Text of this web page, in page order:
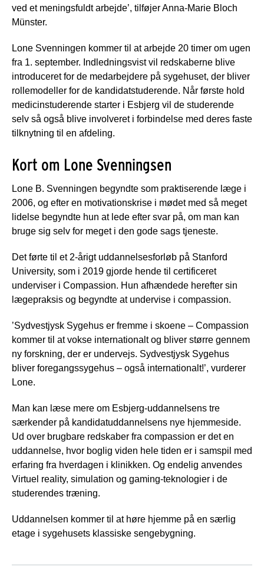
ved et meningsfuldt arbejde’, tilføjer Anna-Marie Bloch
Münster.
Lone Svenningen kommer til at arbejde 20 timer om ugen
fra 1. september. Indledningsvist vil redskaberne blive
introduceret for de medarbejdere på sygehuset, der bliver
rollemodeller for de kandidatstuderende. Når første hold
medicinstuderende starter i Esbjerg vil de studerende
selv så også blive involveret i forbindelse med deres faste
tilknytning til en afdeling.
Kort om Lone Svenningsen
Lone B. Svenningen begyndte som praktiserende læge i
2006, og efter en motivationskrise i mødet med så meget
lidelse begyndte hun at lede efter svar på, om man kan
bruge sig selv for meget i den gode sags tjeneste.
Det førte til et 2-årigt uddannelsesforløb på Stanford
University, som i 2019 gjorde hende til certificeret
underviser i Compassion. Hun afhændede herefter sin
lægepraksis og begyndte at undervise i compassion.
’Sydvestjysk Sygehus er fremme i skoene – Compassion
kommer til at vokse internationalt og bliver større gennem
ny forskning, der er undervejs. Sydvestjysk Sygehus
bliver foregangssygehus – også internationalt!’, vurderer
Lone.
Man kan læse mere om Esbjerg-uddannelsens tre
særkender på kandidatuddannelsens nye hjemmeside.
Ud over brugbare redskaber fra compassion er det en
uddannelse, hvor boglig viden hele tiden er i samspil med
erfaring fra hverdagen i klinikken. Og endelig anvendes
Virtuel reality, simulation og gaming-teknologier i de
studerendes træning.
Uddannelsen kommer til at høre hjemme på en særlig
etage i sygehusets klassiske sengebygning.